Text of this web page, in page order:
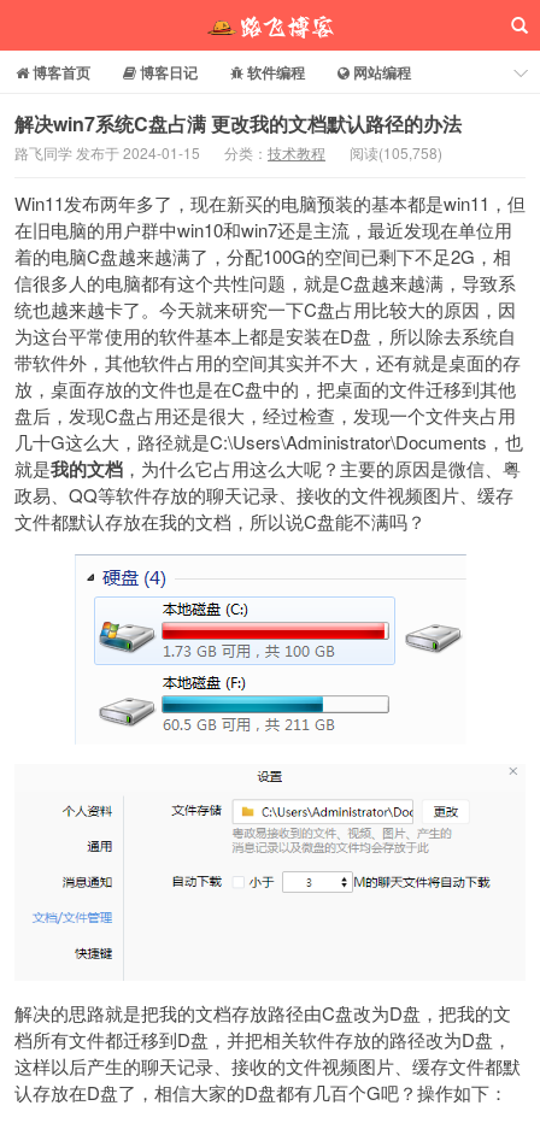
路飞博客
博客首页 博客日记 软件编程
网站编程
电脑常识
分享乐园 博客介绍
解决win7系统C盘占满 更改我的文档默认路径的办法
路飞同学 发布于 2024-01-15 分类： 技术教程 阅读(105,758)
Win11发布两年多了，现在新买的电脑预装的基本都是win11，但
在旧电脑的用户群中win10和win7还是主流，最近发现在单位用
着的电脑C盘越来越满了，分配100G的空间已剩下不足2G，相
信很多人的电脑都有这个共性问题，就是C盘越来越满，导致系
统也越来越卡了。今天就来研究一下C盘占用比较大的原因，因
为这台平常使用的软件基本上都是安装在D盘，所以除去系统自
带软件外，其他软件占用的空间其实并不大，还有就是桌面的存
放，桌面存放的文件也是在C盘中的，把桌面的文件迁移到其他
盘后，发现C盘占用还是很大，经过检查，发现一个文件夹占用
几十G这么大，路径就是C:\Users\Administrator\Documents，也
就是我的文档 ，为什么它占用这么大呢？主要的原因是微信、粤
政易、QQ等软件存放的聊天记录、接收的文件视频图片、缓存
文件都默认存放在我的文档，所以说C盘能不满吗？
解决的思路就是把我的文档存放路径由C盘改为D盘，把我的文
档所有文件都迁移到D盘，并把相关软件存放的路径改为D盘，
这样以后产生的聊天记录、接收的文件视频图片、缓存文件都默
认存放在D盘了，相信大家的D盘都有几百个G吧？操作如下：